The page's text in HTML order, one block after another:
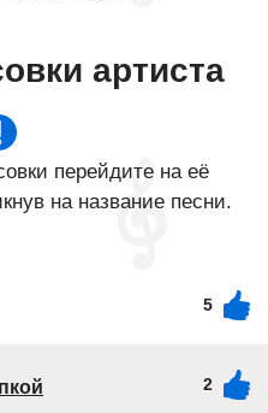
артиста
перейдите на её
на название песни.
5
2